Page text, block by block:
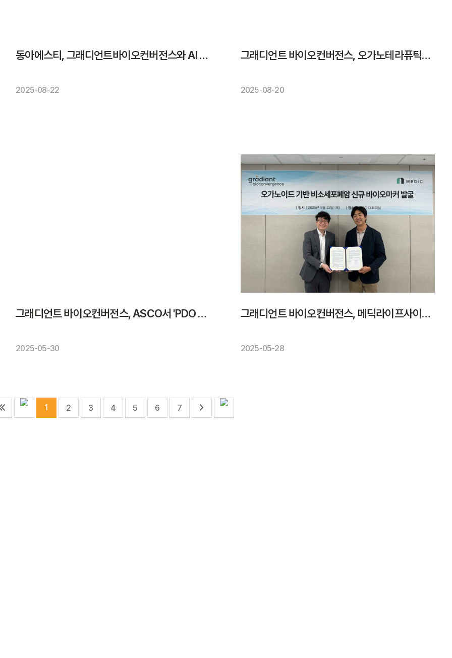
동아에스티, 그래디언트바이오컨버전스와 AI 기반 신약개발 협약
2025-08-22
그래디언트 바이오컨버전스, 오가노테라퓨틱스와 플랫폼 공동 마케팅 협력
2025-08-20
그래디언트 바이오컨버전스, ASCO서 'PDO 뱅킹·AI 타깃 발굴 플랫폼' 소개
2025-05-30
그래디언트 바이오컨버전스, 메딕라이프사이언스와 '비소세포폐암 바이오마커' 발굴 협력
2025-05-28
1 2 3 4 5 6 7